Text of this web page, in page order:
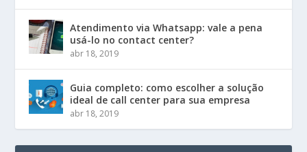
Atendimento via Whatsapp: vale a pena
usá-lo no contact center?
abr 18, 2019
Guia completo: como escolher a solução
ideal de call center para sua empresa
abr 18, 2019